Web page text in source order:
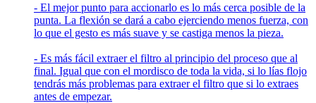
- El mejor punto para accionarlo es lo más cerca posible de la
punta. La flexión se dará a cabo ejerciendo menos fuerza, con
lo que el gesto es más suave y se castiga menos la pieza.
- Es más fácil extraer el filtro al principio del proceso que al
final. Igual que con el mordisco de toda la vida, si lo lías flojo
tendrás más problemas para extraer el filtro que si lo extraes
antes de empezar.